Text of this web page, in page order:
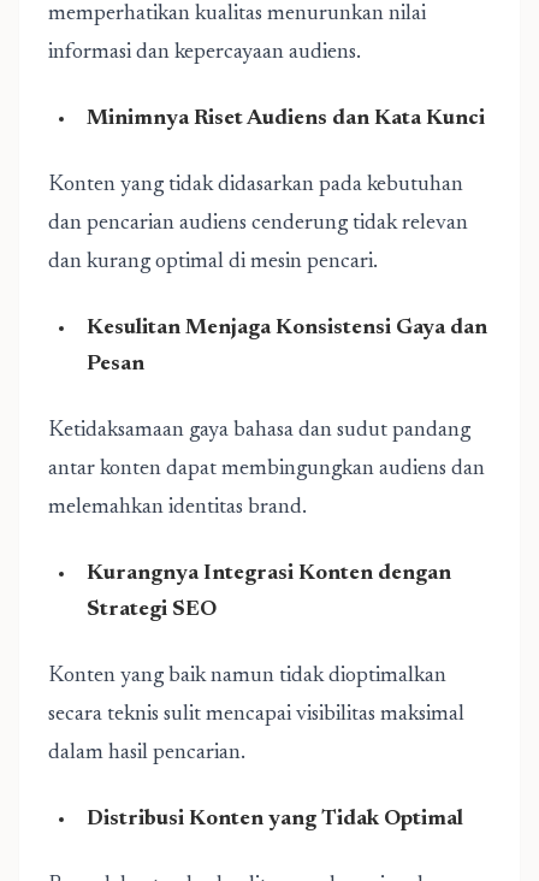
memperhatikan kualitas menurunkan nilai
informasi dan kepercayaan audiens.
Minimnya Riset Audiens dan Kata Kunci
Konten yang tidak didasarkan pada kebutuhan
dan pencarian audiens cenderung tidak relevan
dan kurang optimal di mesin pencari.
Kesulitan Menjaga Konsistensi Gaya dan
Pesan
Ketidaksamaan gaya bahasa dan sudut pandang
antar konten dapat membingungkan audiens dan
melemahkan identitas brand.
Kurangnya Integrasi Konten dengan
Strategi SEO
Konten yang baik namun tidak dioptimalkan
secara teknis sulit mencapai visibilitas maksimal
dalam hasil pencarian.
Distribusi Konten yang Tidak Optimal